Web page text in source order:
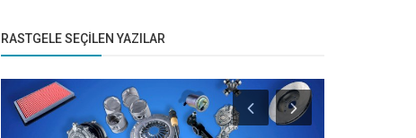
RASTGELE SEÇILEN YAZILAR